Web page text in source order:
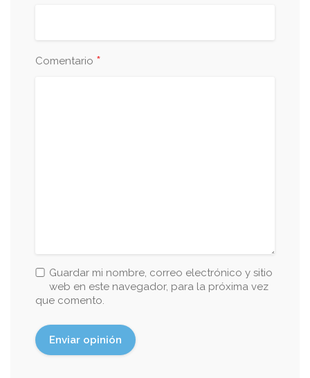
Comentario *
Guardar mi nombre, correo electrónico y sitio
web en este navegador, para la próxima vez
que comento.